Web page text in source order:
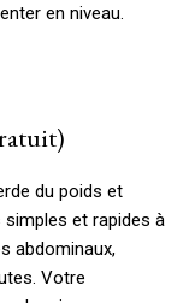
en niveau.
du poids et
et rapides à
abdominaux,
Votre